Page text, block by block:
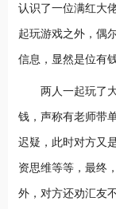
认识了一位满红大
起玩游戏之外，偶
信息，显然是位有钱
两人一起玩了大
钱，声称有老师带
迟疑，此时对方又
资思维等等，最终
外，对方还劝汇友